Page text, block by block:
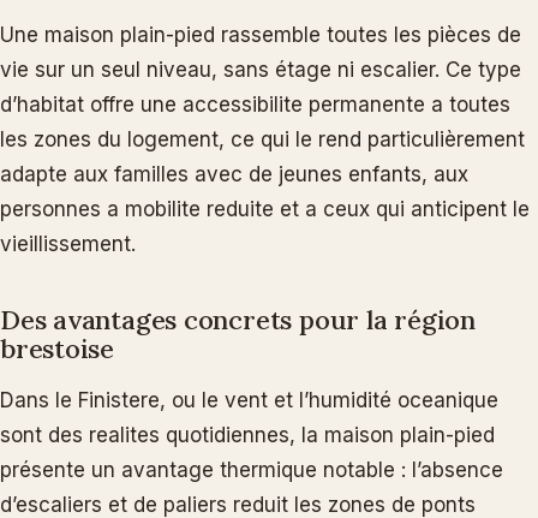
Une maison plain-pied rassemble toutes les pièces de
vie sur un seul niveau, sans étage ni escalier. Ce type
d’habitat offre une accessibilite permanente a toutes
les zones du logement, ce qui le rend particulièrement
adapte aux familles avec de jeunes enfants, aux
personnes a mobilite reduite et a ceux qui anticipent le
vieillissement.
Des avantages concrets pour la région
brestoise
Dans le Finistere, ou le vent et l’humidité oceanique
sont des realites quotidiennes, la maison plain-pied
présente un avantage thermique notable : l’absence
d’escaliers et de paliers reduit les zones de ponts